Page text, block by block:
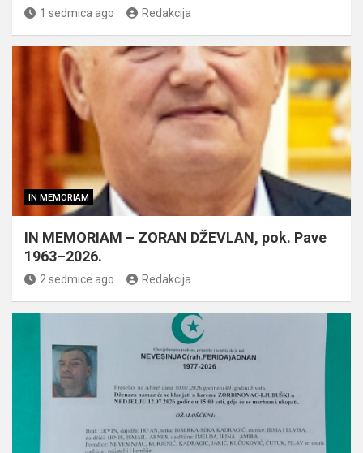
1 sedmica ago Redakcija
IN MEMORIAM
IN MEMORIAM – ZORAN DŽEVLAN, pok. Pave
1963–2026.
2 sedmice ago Redakcija